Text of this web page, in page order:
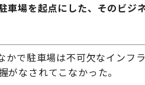
車場を起点にした、そのビジ
かで駐車場は不可欠なインフラ
なされてこなかった。